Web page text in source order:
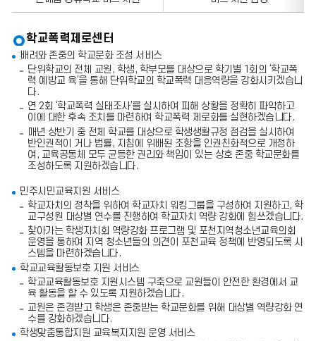
스
호
의
정
보
함
학교폭력제로센터
배려와 존중의 학교문화 조성 서비스
단위학교의 전체 교원, 학생, 학부모를 대상으로 학기별 1회의 ‘학교폭
력 예방교 육’을 통해 단위학교의 학교폭력 대응역량을 강화시키겠습니
다.
연 2회 ‘학교폭력 실태조사’를 실시하여 피해 상황을 정확히 파악하고
이에 대한 후속 조치를 마련하여 학교폭력 제로화를 실현하겠습니다.
매년 상반기 중 전체 학교를 대상으로 학생생활규정 점검을 실시하여
반인권적이 거나 법률, 지침에 위배된 조항을 인권친화적으로 개정하
여, 교육공동체 모두 균등한 권리와 책임이 있는 상호 존중 학교문화를
조성하도록 지원하겠습니다.
민주시민교육지원 서비스
학교자치의 정착을 위하여 학교자치 워킹그룹을 구성하여 지원하고, 학
교구성원 대상별 연수를 진행하여 학교자치 역량 강화에 힘쓰겠습니다.
찾아가는 학생자치회 역량강화 프로그램 및 포천지역청소년교육의회
운영을 통하여 지역 청소년들의 의견이 포천교육 정책에 반영되도록 시
스템을 마련하겠습니다.
학교교육활동보호 지원 서비스
학교교육활동보호 지원시스템 구축으로 교원들이 안전한 환경에서 교
육 활동을 할 수 있도록 지원하겠습니다.
교원은 존경받고 학생은 존중받는 학교문화를 위해 대상별 역량강화 연
수를 강화하겠습니다.
학생맞춤통합지원 교육복지지원 운영 서비스